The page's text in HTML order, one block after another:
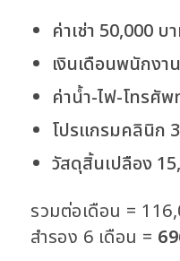
ค่าเช่า 50,000 บ
เงินเดือนพนักงา
ค่าน้ำ-ไฟ-โทรศั
โปรแกรมคลินิก
วัสดุสิ้นเปลือง
รวมต่อเดือน =
สำรอง 6 เดือน =